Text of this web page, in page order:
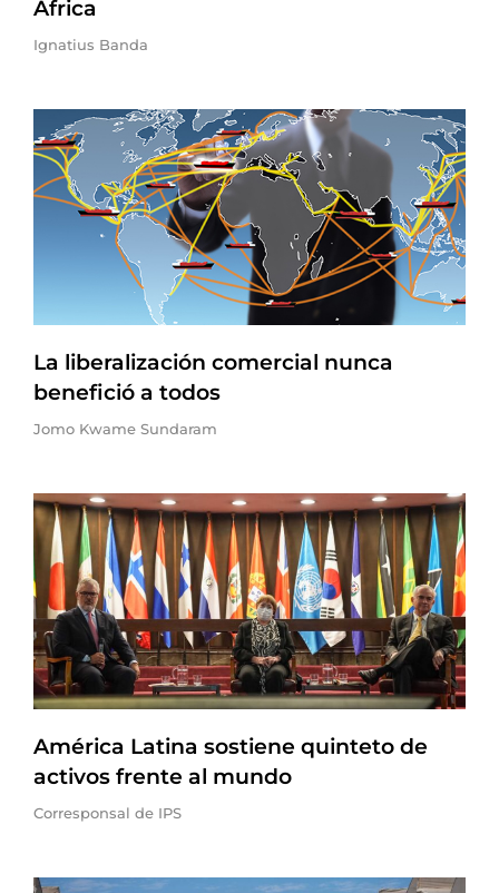
África
Ignatius Banda
La liberalización comercial nunca
benefició a todos
Jomo Kwame Sundaram
América Latina sostiene quinteto de
activos frente al mundo
Corresponsal de IPS